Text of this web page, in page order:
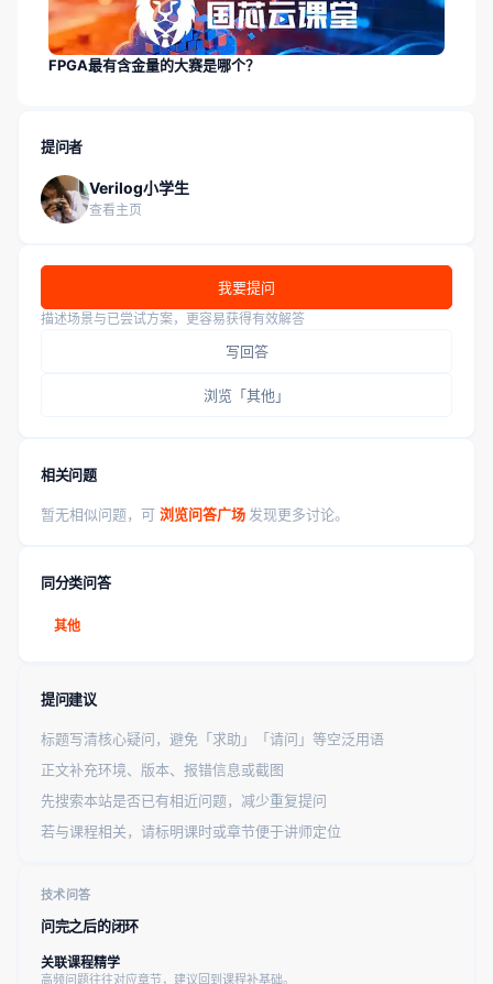
FPGA最有含金量的大赛是哪个？
提问者
Verilog小学生
查看主页
我要提问
描述场景与已尝试方案，更容易获得有效解答
写回答
浏览「其他」
相关问题
暂无相似问题，可 浏览问答广场 发现更多讨论。
同分类问答
其他
提问建议
标题写清核心疑问，避免「求助」「请问」等空泛用语
正文补充环境、版本、报错信息或截图
先搜索本站是否已有相近问题，减少重复提问
若与课程相关，请标明课时或章节便于讲师定位
技术问答
问完之后的闭环
关联课程精学
高频问题往往对应章节，建议回到课程补基础。